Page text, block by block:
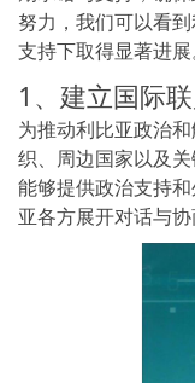
努力，我们可以看
支持下取得显著进展
1、建立国际
为推动利比亚政治
织、周边国家以及
能够提供政治支持
亚各方展开对话与协